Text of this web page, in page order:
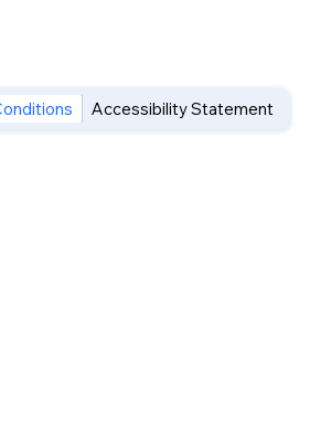
Accessibility Statement